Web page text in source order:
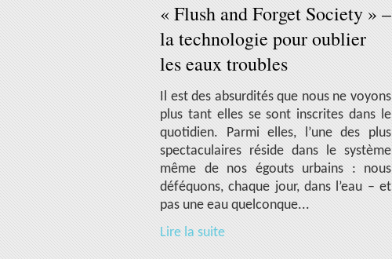
« Flush and Forget Society » –
la technologie pour oublier
les eaux troubles
Il est des absurdités que nous ne voyons
plus tant elles se sont inscrites dans le
quotidien. Parmi elles, l’une des plus
spectaculaires réside dans le système
même de nos égouts urbains : nous
déféquons, chaque jour, dans l’eau – et
pas une eau quelconque...
Lire la suite